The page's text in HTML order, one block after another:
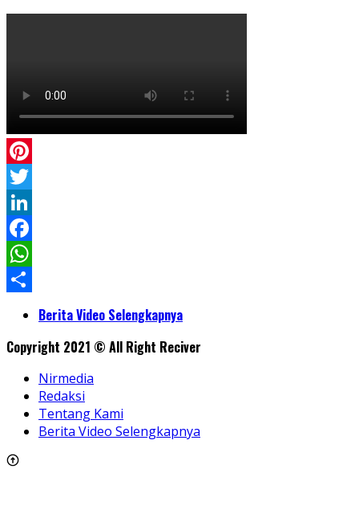
Pinterest
Twitter
LinkedIn
Facebook
WhatsApp
ShareBerita Video Selengkapnya
Copyright 2021 © All Right Reciver
Nirmedia
Redaksi
Tentang Kami
Berita Video Selengkapnya